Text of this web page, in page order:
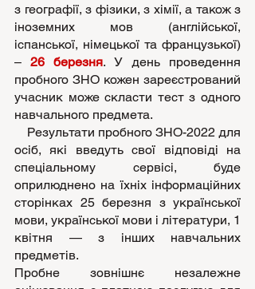
з географії, з фізики, з хімії, а також з
іноземних мов (англійської,
іспанської, німецької та французької)
– 26 березня. У день проведення
пробного ЗНО кожен зареєстрований
учасник може скласти тест з одного
навчального предмета.
осіб, які введуть свої відповіді на
спеціальному сервісі, буде
оприлюднено на їхніх інформаційних
сторінках 25 березня з української
мови, української мови і літератури, 1
квітня — з інших навчальних
предметів.
Пробне зовнішнє незалежне